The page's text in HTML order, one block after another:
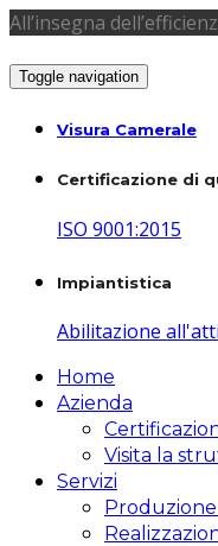
All’insegna
Toggle navigation
Visura Camerale
Certificazione di
ISO 9001:2015
Impiantistica
Abilitazione
Home
Azienda
Visita la
Servizi